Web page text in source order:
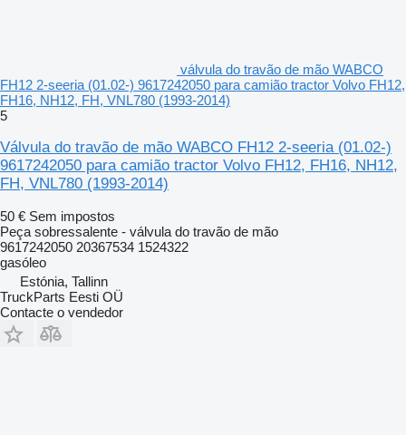
válvula do travão de mão WABCO
FH12 2-seeria (01.02-) 9617242050 para camião tractor Volvo FH12,
FH16, NH12, FH, VNL780 (1993-2014)
5
Válvula do travão de mão WABCO FH12 2-seeria (01.02-)
9617242050 para camião tractor Volvo FH12, FH16, NH12,
FH, VNL780 (1993-2014)
50 € Sem impostos
Peça sobressalente - válvula do travão de mão
9617242050 20367534 1524322
gasóleo
Estónia, Tallinn
TruckParts Eesti OÜ
Contacte o vendedor